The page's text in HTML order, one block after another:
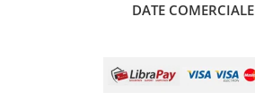
DATE COMERCIALE